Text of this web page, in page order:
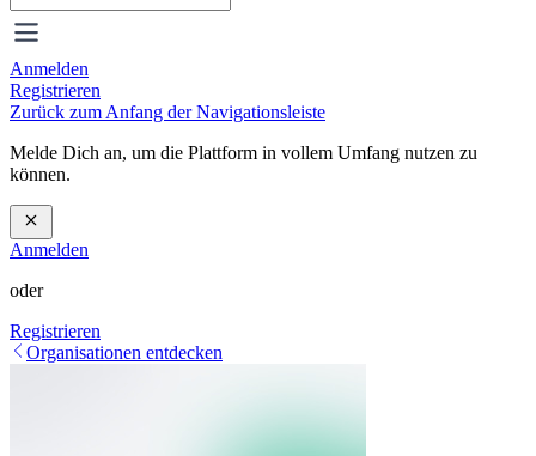
Anmelden
Registrieren
Zurück zum Anfang der Navigationsleiste
Melde Dich an, um die Plattform in vollem Umfang nutzen zu
können.
Anmelden
oder
Registrieren
Organisationen entdecken